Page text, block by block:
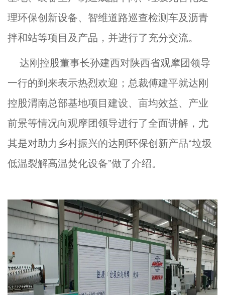
理环保创新设备、智维道路巡查检测车及沥青
拌和站等项目及产品，并进行了充分交流。
达刚控股董事长孙建西对陕西省观摩团领导
一行的到来表示热烈欢迎；总裁傅建平就达刚
控股渭南总部基地项目建设、亩均效益、产业
前景等情况向观摩团领导进行了全面讲解，尤
其是对助力乡村振兴的达刚环保创新产品“垃圾
低温裂解高温焚化设备”做了介绍。